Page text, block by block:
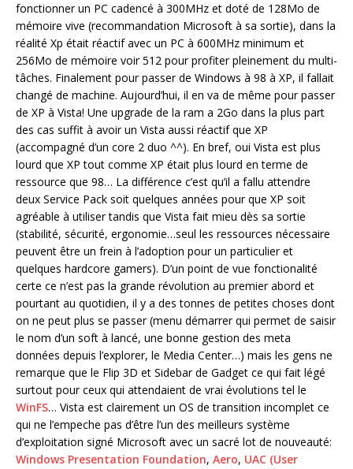
fonctionner un PC cadencé à 300MHz et doté de 128Mo de
mémoire vive (recommandation Microsoft à sa sortie), dans la
réalité Xp était réactif avec un PC à 600MHz minimum et
256Mo de mémoire voir 512 pour profiter pleinement du multi-
tâches. Finalement pour passer de Windows à 98 à XP, il fallait
changé de machine. Aujourd’hui, il en va de même pour passer
de XP à Vista! Une upgrade de la ram a 2Go dans la plus part
des cas suffit à avoir un Vista aussi réactif que XP
(accompagné d’un core 2 duo ^^). En bref, oui Vista est plus
lourd que XP tout comme XP était plus lourd en terme de
ressource que 98… La différence c’est qu’il a fallu attendre
deux Service Pack soit quelques années pour que XP soit
agréable à utiliser tandis que Vista fait mieu dès sa sortie
(stabilité, sécurité, ergonomie…seul les ressources nécessaire
peuvent être un frein à l’adoption pour un particulier et
quelques hardcore gamers). D’un point de vue fonctionalité
certe ce n’est pas la grande révolution au premier abord et
pourtant au quotidien, il y a des tonnes de petites choses dont
on ne peut plus se passer (menu démarrer qui permet de saisir
le nom d’un soft à lancé, une bonne gestion des meta
données depuis l’explorer, le Media Center…) mais les gens ne
remarque que le Flip 3D et Sidebar de Gadget ce qui fait légé
surtout pour ceux qui attendaient de vrai évolutions tel le
WinFS… Vista est clairement un OS de transition incomplet ce
qui ne l’empeche pas d’être l’un des meilleurs système
d’exploitation signé Microsoft avec un sacré lot de nouveauté:
Windows Presentation Foundation, Aero, UAC (User